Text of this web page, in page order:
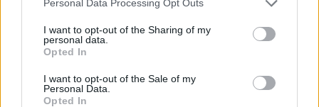
Personal Data Processing Opt Outs
I want to opt-out of the Sharing of my
personal data.
Opted In
I want to opt-out of the Sale of my
Personal Data.
Opted In